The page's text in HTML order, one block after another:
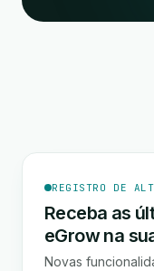
REGISTRO DE
Receba as
eGrow na
Novas